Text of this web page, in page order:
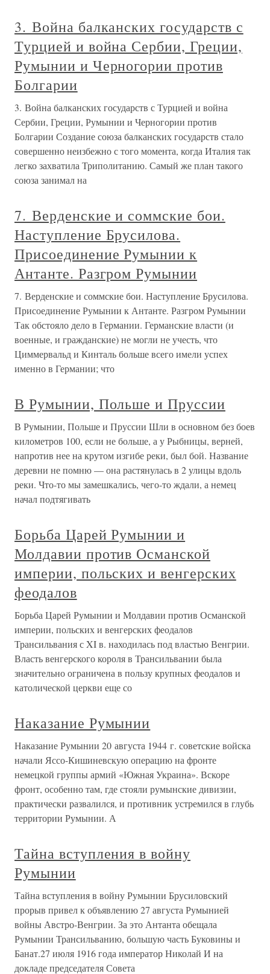
3. Война балканских государств с
Турцией и война Сербии, Греции,
Румынии и Черногории против
Болгарии
3. Война балканских государств с Турцией и война
Сербии, Греции, Румынии и Черногории против
Болгарии Создание союза балканских государств стало
совершенно неизбежно с того момента, когда Италия так
легко захватила Триполитанию. Самый же план такого
союза занимал на
7. Верденские и соммские бои.
Наступление Брусилова.
Присоединение Румынии к
Антанте. Разгром Румынии
7. Верденские и соммские бои. Наступление Брусилова.
Присоединение Румынии к Антанте. Разгром Румынии
Так обстояло дело в Германии. Германские власти (и
военные, и гражданские) не могли не учесть, что
Циммервальд и Кинталь больше всего имели успех
именно в Германии; что
В Румынии, Польше и Пруссии
В Румынии, Польше и Пруссии Шли в основном без боев
километров 100, если не больше, а у Рыбницы, верней,
напротив нее на крутом изгибе реки, был бой. Название
деревни не помню — она растянулась в 2 улицы вдоль
реки. Что-то мы замешкались, чего-то ждали, а немец
начал подтягивать
Борьба Царей Румынии и
Молдавии против Османской
империи, польских и венгерских
феодалов
Борьба Царей Румынии и Молдавии против Османской
империи, польских и венгерских феодалов
Трансильвания с XI в. находилась под властью Венгрии.
Власть венгерского короля в Трансильвании была
значительно ограничена в пользу крупных феодалов и
католической церкви еще со
Наказание Румынии
Наказание Румынии 20 августа 1944 г. советские войска
начали Яссо-Кишиневскую операцию на фронте
немецкой группы армий «Южная Украина». Вскоре
фронт, особенно там, где стояли румынские дивизии,
практически развалился, и противник устремился в глубь
территории Румынии. А
Тайна вступления в войну
Румынии
Тайна вступления в войну Румынии Брусиловский
прорыв привел к объявлению 27 августа Румынией
войны Австро-Венгрии. За это Антанта обещала
Румынии Трансильванию, большую часть Буковины и
Банат.27 июля 1916 года император Николай И на
докладе председателя Совета